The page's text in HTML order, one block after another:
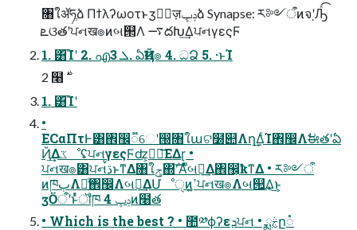
৘ใॲཧֶձ Πϯλʔωοτͱӡ༻ٕज़ݚڀձ Synapse: ར༻ऀͷจ຺ʹԠͯ͡
ܧଓతʹਪનख๏ͷબ୒Λ ࠷దԽ͢ΔਪનγεςϜ
1. ͸͡Ίʹ 2. എܠ 3. ఏҊख๏ 4. ධՁ 5. ·ͱΊ
1. ͸͡Ίʹ
•
ECαΠτͰ͸঎඼૿େʹ൐͏৘ใաଟ໰୊Λղܾ͢ΔͨΊ঎඼Λࣗಈతʹఏ
Ҋ͢ΔػೳʢਪનγεςϜʣ͕ಋೖ͞ΕΔɽ •
ਪનख๏͸ਪનࠜڌͱͳΔ৘ใݯ΍ํࣜʹΑͬͯબఆ͢Δ঎඼͕ҟͳΔ • ར༻ऀ
ͷཁٻΛຬͨ͢঎඼Λબఆ͢ΔՄೳੑͷߴ͍ਪનख๏Λબ୒͢Δ͜ͱ͕
ӡӦऀʹͱͬͯॏཁ 4 ݚڀͷ໨త
• Which is the best ? • ಺༰ϕʔεܕਪન • ྨࣅը૾